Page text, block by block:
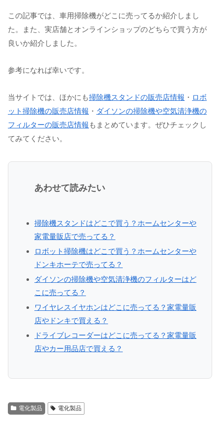
この記事では、車用掃除機がどこに売ってるか紹介しまし
た。また、実店舗とオンラインショップのどちらで買う方が
良いか紹介しました。
参考になれば幸いです。
当サイトでは、ほかにも掃除機スタンドの販売店情報 ・ ロボ
ット掃除機の販売店情報 ・ ダイソンの掃除機や空気清浄機の
フィルターの販売店情報 もまとめています。ぜひチェックし
てみてください。
あわせて読みたい
掃除機スタンドはどこで買う？ホームセンターや
家電量販店で売ってる？
ロボット掃除機はどこで買う？ホームセンターや
ドンキホーテで売ってる？
ダイソンの掃除機や空気清浄機のフィルターはど
こに売ってる？
ワイヤレスイヤホンはどこに売ってる？家電量販
店やドンキで買える？
ドライブレコーダーはどこに売ってる？家電量販
店やカー用品店で買える？
電化製品 電化製品